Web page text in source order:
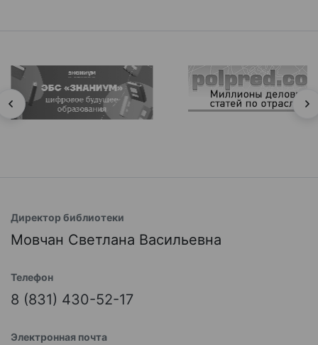
Директор библиотеки
Мовчан Светлана Васильевна
Телефон
8 (831) 430-52-17
Электронная почта